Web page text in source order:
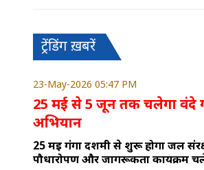
ट्रेंडिंग ख़बरें
23-May-2026 05:47 PM
25 मई से 5 जून तक चलेगा वंदे
अभियान
25 मई गंगा दशमी से शुरू होगा जल
पौधारोपण और जागरूकता कार्यक्रम